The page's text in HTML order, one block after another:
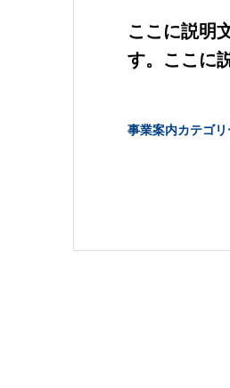
ここに説明
す。ここに
事業案内カテゴ